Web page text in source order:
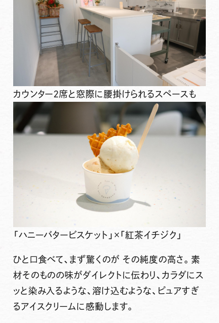
カウンター2席と窓際に腰掛けられるスペースも
「ハニーバタービスケット」×「紅茶イチジク」
ひと口食べて、まず驚くのが その純度の高さ。素
材そのものの味がダイレクトに伝わり、カラダにス
ッと染み入るような、溶け込むような、ピュアすぎ
るアイスクリームに感動します。